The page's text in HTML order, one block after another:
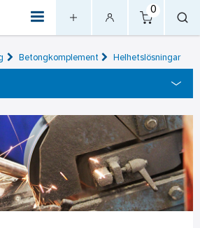
0
Betongkomplement Helhetslösningar